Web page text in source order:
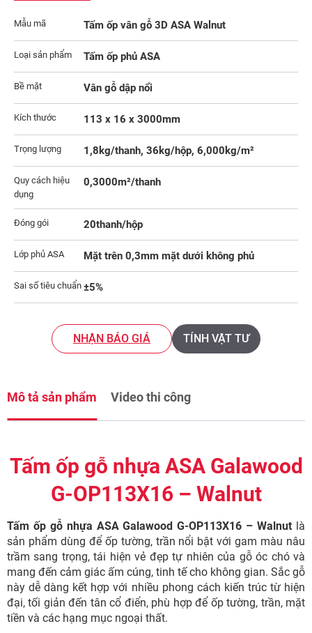
Mẫu mã Tấm ốp vân gỗ 3D ASA Walnut
Loại sản phẩm Tấm ốp phủ ASA
Bề mặt Vân gỗ dập nổi
Kích thước 113 x 16 x 3000mm
Trọng lượng 1,8kg/thanh, 36kg/hộp, 6,000kg/m²
Quy cách hiệu
dụng
0,3000m²/thanh
Đóng gói 20thanh/hộp
Lớp phủ ASA Mặt trên 0,3mm mặt dưới không phủ
Sai số tiêu chuẩn ±5%
NHẬN BÁO GIÁ TÍNH VẬT TƯ
Mô tả sản phẩm Video thi công
Tấm ốp gỗ nhựa ASA Galawood
G-OP113X16 – Walnut
Tấm ốp gỗ nhựa ASA Galawood G-OP113X16 – Walnut là
sản phẩm dùng để ốp tường, trần nổi bật với gam màu nâu
trầm sang trọng, tái hiện vẻ đẹp tự nhiên của gỗ óc chó và
mang đến cảm giác ấm cúng, tinh tế cho không gian. Sắc gỗ
này dễ dàng kết hợp với nhiều phong cách kiến trúc từ hiện
đại, tối giản đến tân cổ điển, phù hợp để ốp tường, trần, mặt
tiền và các hạng mục ngoại thất.